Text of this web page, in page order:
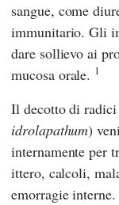
sangue, come
immunitario. Gli
dare sollievo ai
mucosa orale. 1
Il decotto di
idrolapathum)
internamente per
ittero, calcoli,
emorragie